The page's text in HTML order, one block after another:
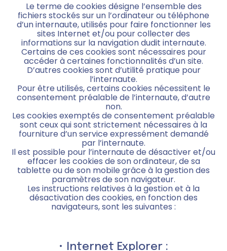
Le terme de cookies désigne l’ensemble des
fichiers stockés sur un l’ordinateur ou téléphone
d’un internaute, utilisés pour faire fonctionner les
sites Internet et/ou pour collecter des
informations sur la navigation dudit internaute.
Certains de ces cookies sont nécessaires pour
accéder à certaines fonctionnalités d’un site.
D’autres cookies sont d’utilité pratique pour
l’internaute.
Pour être utilisés, certains cookies nécessitent le
consentement préalable de l’internaute, d’autre
non.
Les cookies exemptés de consentement préalable
sont ceux qui sont strictement nécessaires à la
fourniture d’un service expressément demandé
par l’internaute.
Il est possible pour l’internaute de désactiver et/ou
effacer les cookies de son ordinateur, de sa
tablette ou de son mobile grâce à la gestion des
paramètres de son navigateur.
Les instructions relatives à la gestion et à la
désactivation des cookies, en fonction des
navigateurs, sont les suivantes :
• Internet Explorer :